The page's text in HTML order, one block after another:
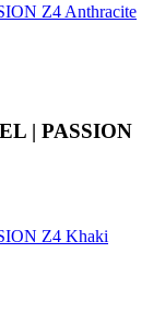
Z4 Anthracite
| PASSION
Z4 Khaki